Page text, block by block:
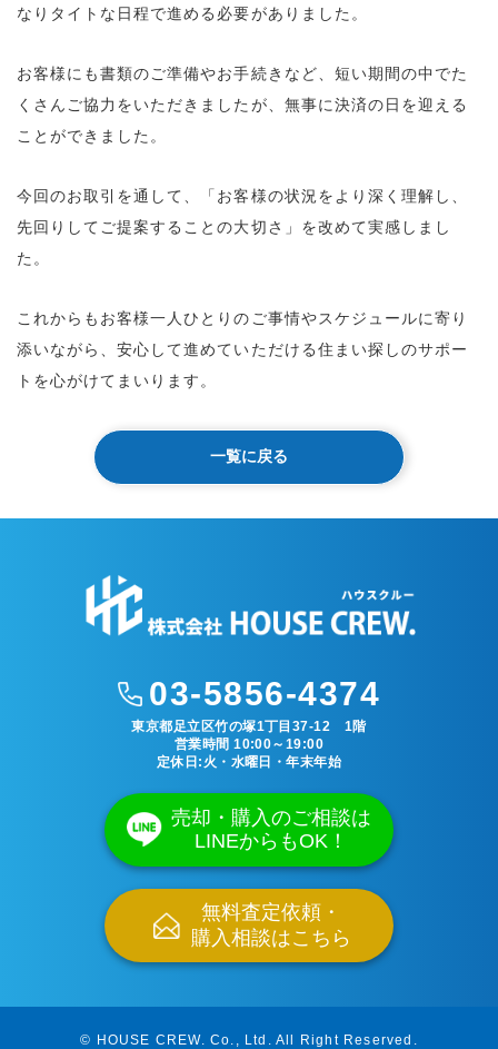
なりタイトな日程で進める必要がありました。
お客様にも書類のご準備やお手続きなど、短い期間の中でた
くさんご協力をいただきましたが、無事に決済の日を迎える
ことができました。
今回のお取引を通して、「お客様の状況をより深く理解し、
先回りしてご提案することの大切さ」を改めて実感しまし
た。
これからもお客様一人ひとりのご事情やスケジュールに寄り
添いながら、安心して進めていただける住まい探しのサポー
トを心がけてまいります。
一覧に戻る
03-5856-4374
東京都足立区竹の塚1丁目37-12 1階
営業時間 10:00～19:00
定休日:火・水曜日・年末年始
売却・購入のご相談は
LINEからもOK！
無料査定依頼・
購入相談はこちら
© HOUSE CREW. Co., Ltd. All Right Reserved.